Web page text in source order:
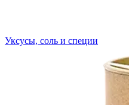
Уксусы, соль и специи